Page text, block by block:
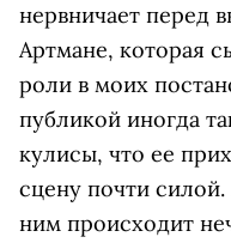
нервничает перед
Артмане, которая
роли в моих
публикой иногда
кулисы, что ее
сцену почти
ним происходит